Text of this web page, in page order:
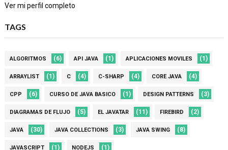
Ver mi perfil completo
TAGS
ALGORITMOS (6) API JAVA (1) APLICACIONES MOVILES (1)
ARRAYLIST (1) C (4) C-SHARP (4) CORE JAVA (4)
CPP (6) CURSO DE JAVA BASICO (1) DESIGN PATTERNS (3)
DIAGRAMAS DE FLUJO (5) EL JAVATAR (11) FIREBIRD (2)
JAVA (30) JAVA COLLECTIONS (3) JAVA SWING (8)
JAVASCRIPT (1) NODEJS (1)